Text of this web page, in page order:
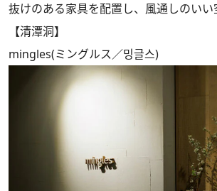
抜けのある家具を配置し、風通しのいい
【清潭洞】
mingles(ミングルス／밍글스)